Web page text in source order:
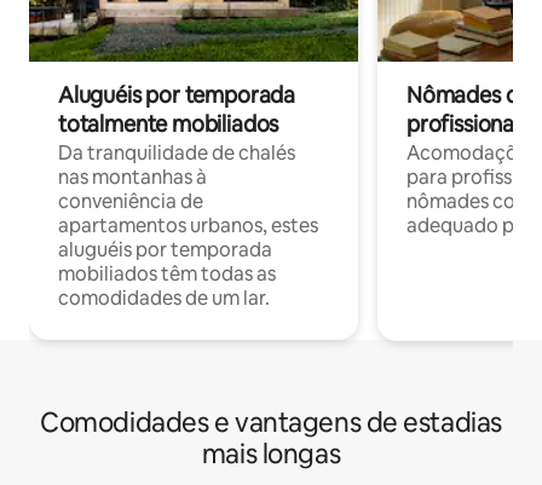
Aluguéis por temporada
totalmente mobiliados
Da tranquilidade de chalés
nas montanhas à
conveniência de
apartamentos urbanos, estes
aluguéis por temporada
mobiliados têm todas as
comodidades de um lar.
Nômades
profissionais
para
nômades com
adequado
Comodidades e vantagens de estadias
mais longas